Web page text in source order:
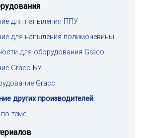
для напыления ППУ
для напыления полимочевины
для оборудования Graco
Graco БУ
Graco
других производителей
теме